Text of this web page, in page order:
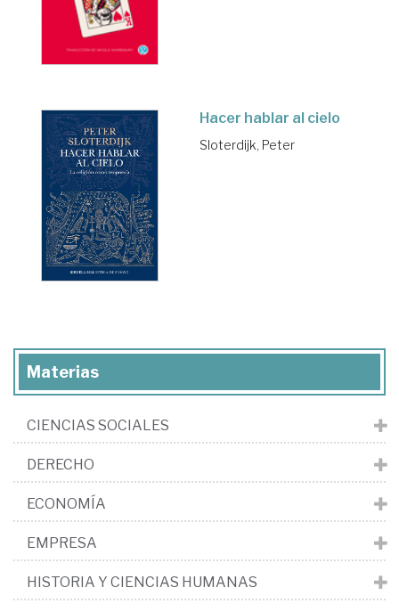
Hacer hablar al cielo
Sloterdijk, Peter
Materias
CIENCIAS SOCIALES
DERECHO
ECONOMÍA
EMPRESA
HISTORIA Y CIENCIAS HUMANAS